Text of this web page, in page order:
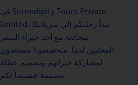
في Serendipity Tours Private
Limited، تبدأ رحلتكم إلى سريلانكا
بمحادثة مع أحد خبراء السفر
المحليين لدينا. متخصصونا مستعدون
لمشاركة خبراتهم وتصميم عطلة
مصممة خصيصاً لكم.